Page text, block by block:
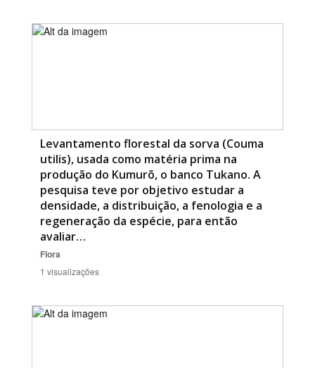
Levantamento florestal da sorva (Couma
utilis), usada como matéria prima na
produção do Kumurõ, o banco Tukano. A
pesquisa teve por objetivo estudar a
densidade, a distribuição, a fenologia e a
regeneração da espécie, para então
avaliar…
Flora
1 visualizações